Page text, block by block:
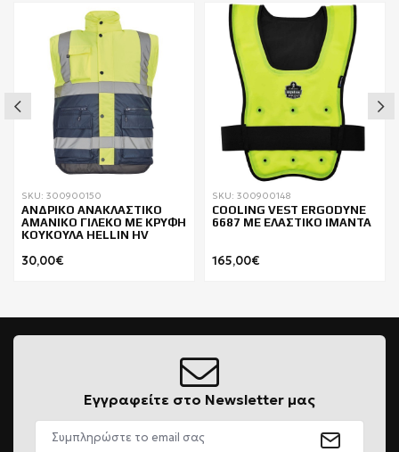
SKU: 300900150
ΑΝΔΡΙΚΟ ΑΝΑΚΛΑΣΤΙΚΟ
ΑΜΑΝΙΚΟ ΓΙΛΕΚΟ ΜΕ ΚΡΥΦΗ
ΚΟΥΚΟΥΛΑ HELLIN HV
30,00€
SKU: 300900148
COOLING VEST ERGODYNE
6687 ΜΕ ΕΛΑΣΤΙΚΟ ΙΜΑΝΤΑ
165,00€
Εγγραφείτε στο Newsletter μας